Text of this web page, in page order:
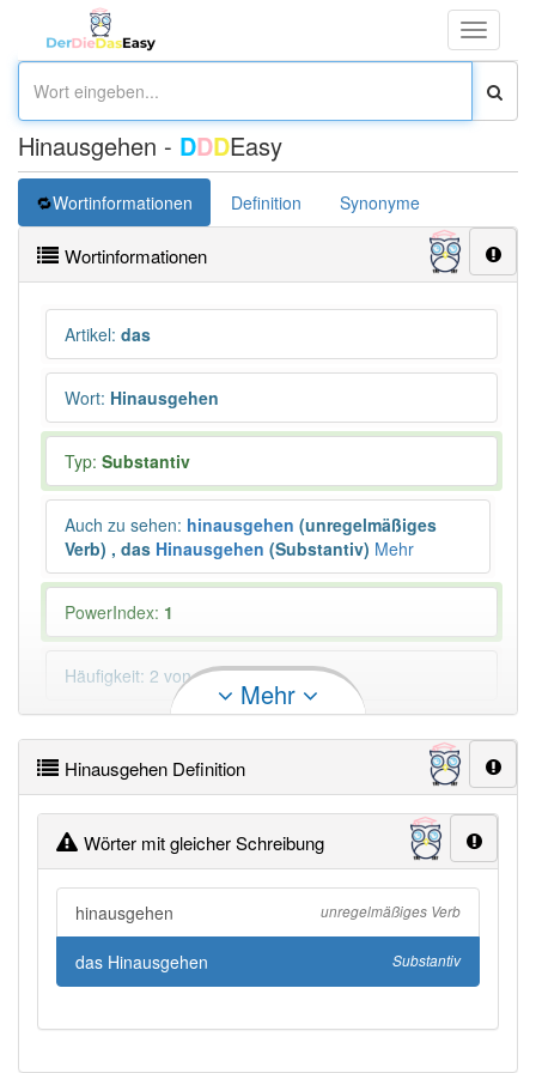
Toggle
Hinausgehen - DDDEasy
Wortinformationen Definition Synonyme
Wortinformationen
Artikel: das
Wort: Hinausgehen
Typ: Substantiv
Auch zu sehen: hinausgehen (unregelmäßiges
Verb) , das Hinausgehen (Substantiv) Mehr
PowerIndex: 1
Häufigkeit: 2 von 10
Wörter mit Endung-hinausgehenaber mit einem
anderen Artikel: -1
98% unserer Spielapp-Nutzer haben den Artikel
korrekt erraten.
Mehr
Hinausgehen Definition
Wörter mit gleicher Schreibung
hinausgehen unregelmäßiges Verb
das Hinausgehen Substantiv